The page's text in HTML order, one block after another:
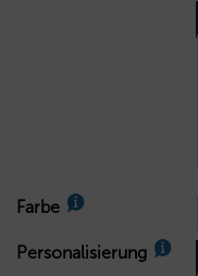
Farbe
Personalisierung